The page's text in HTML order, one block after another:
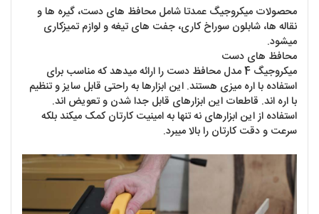
محصولات میکروجیگ عمدتا شامل محافظ های دست، گیره ها و
نقاله ها، شابلون سوراخ کاری، جفت های تیغه و لوازم تمیزکاری
میشود.
محافظ های دست
میکروجیگ 4 مدل محافظ دست را ارائه میدهد که مناسب برای
استفاده با اره میزی هستند. این ابزارها به راحتی قابل سایز و تنظیم
با اره اند. قاطعات این ابزارهای قابل جدا شدن و تعویض اند.
استفاده از این ابزارهای نه تنها به امینیت کارتان کمک میکند بلکه
سرعت و دقت کارتان را بالا میبرد.